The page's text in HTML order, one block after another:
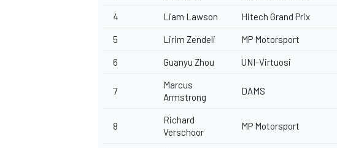
4 Liam Lawson Hitech Grand Prix
5 Lirim Zendeli MP Motorsport
6 Guanyu Zhou UNI-Virtuosi
7
Marcus
Armstrong
DAMS
8
Richard
Verschoor
MP Motorsport